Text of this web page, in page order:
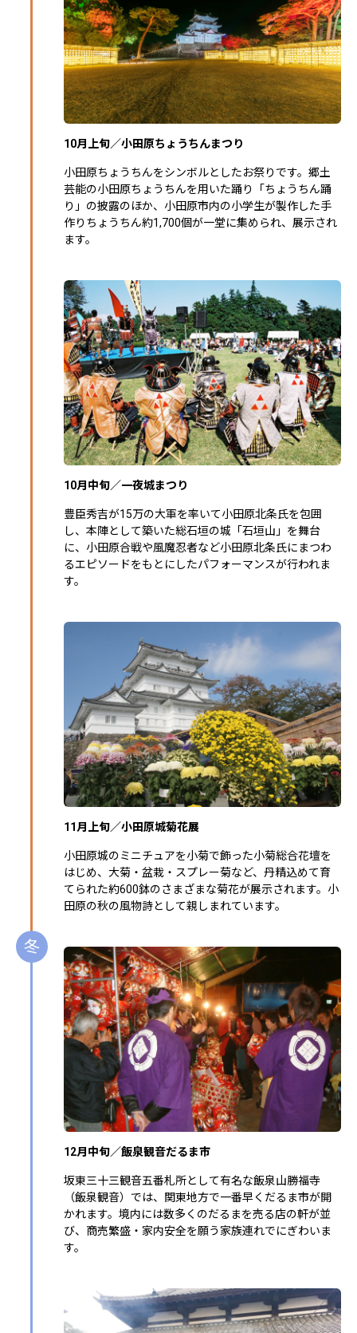
10月上旬／小田原ちょうちんまつり
小田原ちょうちんをシンボルとしたお祭りです。郷土
芸能の小田原ちょうちんを用いた踊り「ちょうちん踊
り」の披露のほか、小田原市内の小学生が製作した手
作りちょうちん約1,700個が一堂に集められ、展示され
ます。
10月中旬／一夜城まつり
豊臣秀吉が15万の大軍を率いて小田原北条氏を包囲
し、本陣として築いた総石垣の城「石垣山」を舞台
に、小田原合戦や風魔忍者など小田原北条氏にまつわ
るエピソードをもとにしたパフォーマンスが行われま
す。
11月上旬／小田原城菊花展
小田原城のミニチュアを小菊で飾った小菊総合花壇を
はじめ、大菊・盆栽・スプレー菊など、丹精込めて育
てられた約600鉢のさまざまな菊花が展示されます。小
田原の秋の風物詩として親しまれています。
冬
12月中旬／飯泉観音だるま市
坂東三十三観音五番札所として有名な飯泉山勝福寺
（飯泉観音）では、関東地方で一番早くだるま市が開
かれます。境内には数多くのだるまを売る店の軒が並
び、商売繁盛・家内安全を願う家族連れでにぎわいま
す。